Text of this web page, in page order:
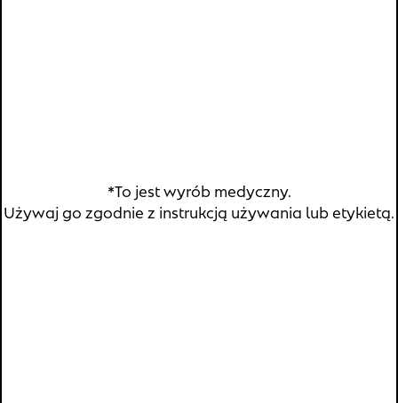
Copyright © 2026 Verco S.A.Polityka prywatności
*To jest wyrób medyczny.
Używaj go zgodnie z instrukcją używania lub etykietą.